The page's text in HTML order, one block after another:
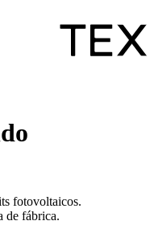
fotovoltaicos.
de fábrica.